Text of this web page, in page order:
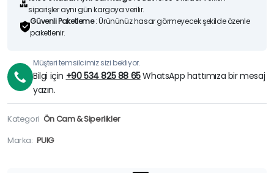
siparişler aynı gün kargoya verilir.
Güvenli Paketleme: Ürününüz hasar görmeyecek şekilde özenle
paketlenir.
Müşteri temsilcimiz sizi bekliyor.
Bilgi için +90 534 825 88 65WhatsApp hattımıza bir mesaj
yazın.
Kategori Ön Cam & Siperlikler
Marka: PUIG